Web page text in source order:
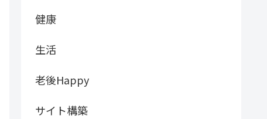
健康
生活
老後Happy
サイト構築